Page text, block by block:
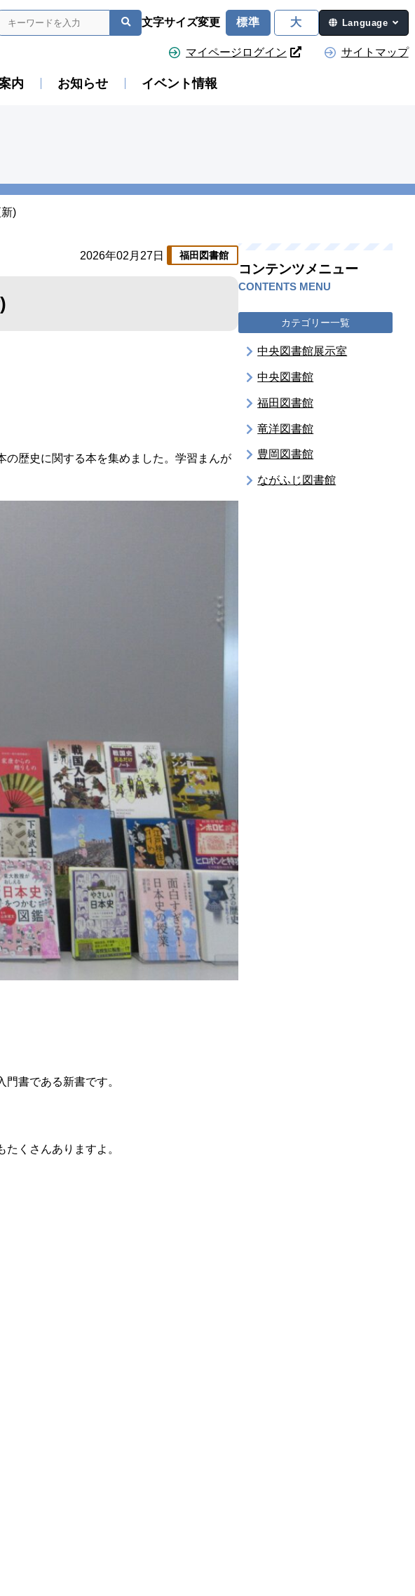
文字サイズ変更 標準 大 Language
マイページログイン サイトマップ
内 お知らせ イベント情報
)
2026年02月27日 福田図書館
の歴史に関する本を集めました。学習まんが
書である新書です。
くさんありますよ。
コンテンツメニュー
CONTENTS MENU
カテゴリー一覧
中央図書館展示室
中央図書館
福田図書館
竜洋図書館
豊岡図書館
ながふじ図書館